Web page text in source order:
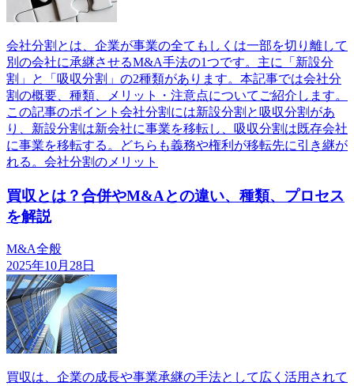
会社分割とは、企業が事業の全てもしくは一部を切り離して
別の会社に承継させるM&A手法の1つです。主に「新設分
割」と「吸収分割」の2種類があります。本記事では会社分
割の概要、種類、メリット・注意点についてご紹介します。
この記事のポイント会社分割には新設分割と吸収分割があ
り、新設分割は新会社に事業を移転し、吸収分割は既存会社
に事業を移転する。どちらも義務や権利が移転先に引き継が
れる。会社分割のメリット
買収とは？合併やM&Aとの違い、種類、プロセス
を解説
M&A全般
2025年10月28日
買収は、企業の成長や事業承継の手法として広く活用されて